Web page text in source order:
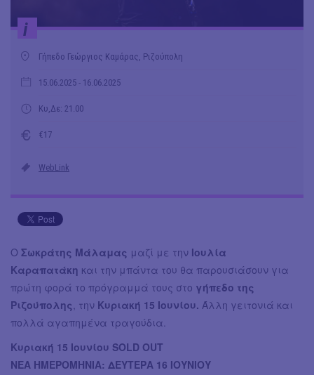
i
Γήπεδο Γεώργιος Καμάρας, Ριζούπολη
15.06.2025 - 16.06.2025
Κυ,Δε: 21.00
€17
WebLink
Ο Σωκράτης Μάλαμας μαζί με την Ιουλία
Καραπατάκη και την μπάντα του θα παρουσιάσουν για
πρώτη φορά το πρόγραμμά τους στο γήπεδο της
Ριζούπολης, την Κυριακή 15 Ιουνίου. Άλλη γειτονιά και
πολλά αγαπημένα τραγούδια.
Κυριακή 15 Ιουνίου SOLD OUT
NEA ΗΜΕΡΟΜΗΝΙΑ: ΔΕΥΤΕΡΑ 16 ΙΟΥΝΙΟΥ